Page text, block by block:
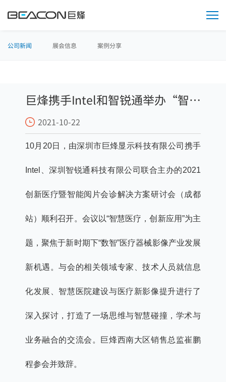
公司新闻 展会信息 案例分享
巨烽携手Intel和智锐通举办“智慧
医疗 创新显示”研讨会，合力赋
能智慧医疗显示
2021-10-22
10月20日，由深圳市巨烽显示科技有限公司携手
Intel、深圳智锐通科技有限公司联合主办的2021
创新医疗暨智能阅片会诊解决方案研讨会（成都
站）顺利召开。会议以“智慧医疗，创新应用”为主
题，聚焦于新时期下“数智”医疗器械影像产业发展
新机遇。与会的相关领域专家、技术人员就信息
化发展、智慧医院建设与医疗新影像提升进行了
深入探讨，打造了一场思维与智慧碰撞，学术与
业务融合的交流会。巨烽西南大区销售总监崔鹏
程参会并致辞。